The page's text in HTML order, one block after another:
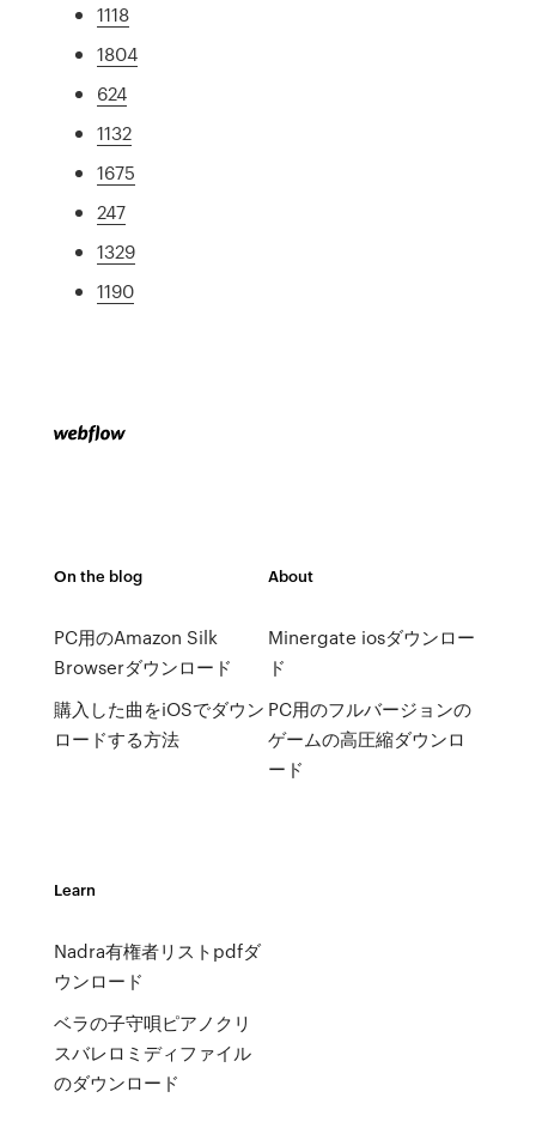
1118
1804
624
1132
1675
247
1329
1190
On the blog
PC用のAmazon Silk
Browserダウンロード
購入した曲をiOSでダウン
ロードする方法
About
Minergate iosダウンロー
ド
PC用のフルバージョンの
ゲームの高圧縮ダウンロ
ード
Learn
Nadra有権者リストpdfダ
ウンロード
ベラの子守唄ピアノクリ
スバレロミディファイル
のダウンロード